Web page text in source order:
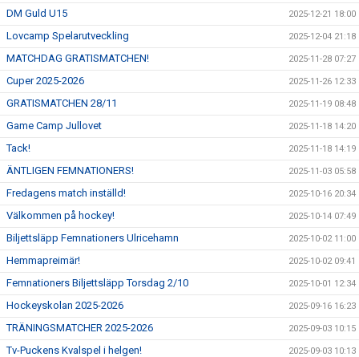
DM Guld U15 2025-12-21 18:00
Lovcamp Spelarutveckling 2025-12-04 21:18
MATCHDAG GRATISMATCHEN! 2025-11-28 07:27
Cuper 2025-2026 2025-11-26 12:33
GRATISMATCHEN 28/11 2025-11-19 08:48
Game Camp Jullovet 2025-11-18 14:20
Tack! 2025-11-18 14:19
ÄNTLIGEN FEMNATIONERS! 2025-11-03 05:58
Fredagens match inställd! 2025-10-16 20:34
Välkommen på hockey! 2025-10-14 07:49
Biljettsläpp Femnationers Ulricehamn 2025-10-02 11:00
Hemmapreimär! 2025-10-02 09:41
Femnationers Biljettsläpp Torsdag 2/10 2025-10-01 12:34
Hockeyskolan 2025-2026 2025-09-16 16:23
TRÄNINGSMATCHER 2025-2026 2025-09-03 10:15
Tv-Puckens Kvalspel i helgen! 2025-09-03 10:13